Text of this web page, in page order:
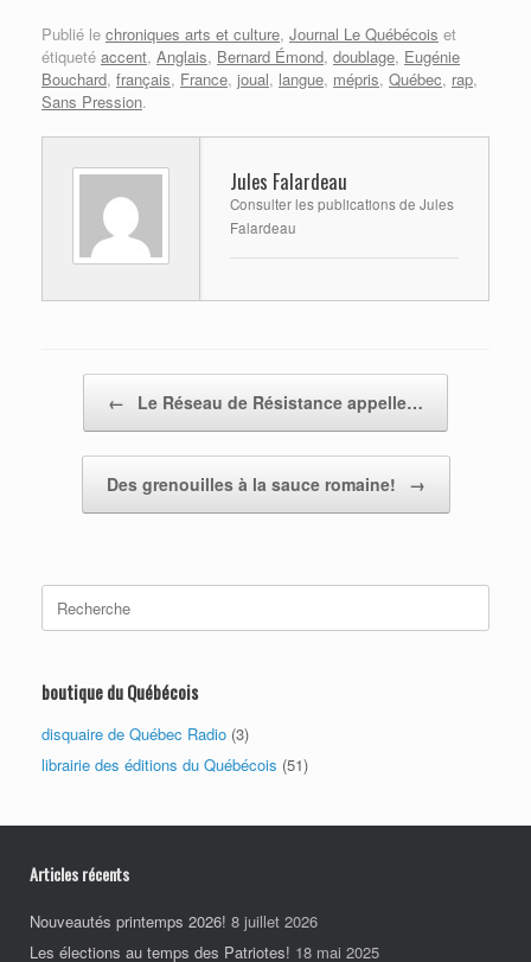
Publié le chroniques arts et culture, Journal Le Québécois et
étiqueté accent, Anglais, Bernard Émond, doublage, Eugénie
Bouchard, français, France, joual, langue, mépris, Québec, rap,
Sans Pression.
Jules Falardeau
Consulter les publications de Jules
Falardeau
← Le Réseau de Résistance appelle…
Des grenouilles à la sauce romaine! →
for:
boutique du Québécois
disquaire de Québec Radio (3)
librairie des éditions du Québécois (51)
Articles récents
Nouveautés printemps 2026! 8 juillet 2026
Les élections au temps des Patriotes! 18 mai 2025